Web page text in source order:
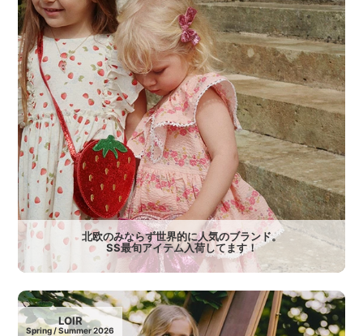
北欧のみならず世界的に人気のブランド。
SS最旬アイテム入荷してます！
LOIR
Spring / Summer 2026